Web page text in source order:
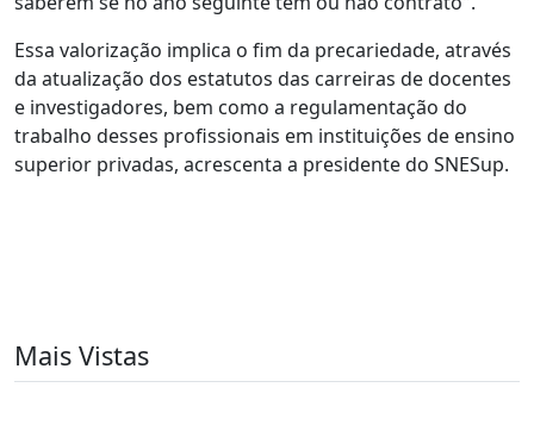
Essa valorização implica o fim da precariedade, através
da atualização dos estatutos das carreiras de docentes
e investigadores, bem como a regulamentação do
trabalho desses profissionais em instituições de ensino
superior privadas, acrescenta a presidente do SNESup.
Mais Vistas